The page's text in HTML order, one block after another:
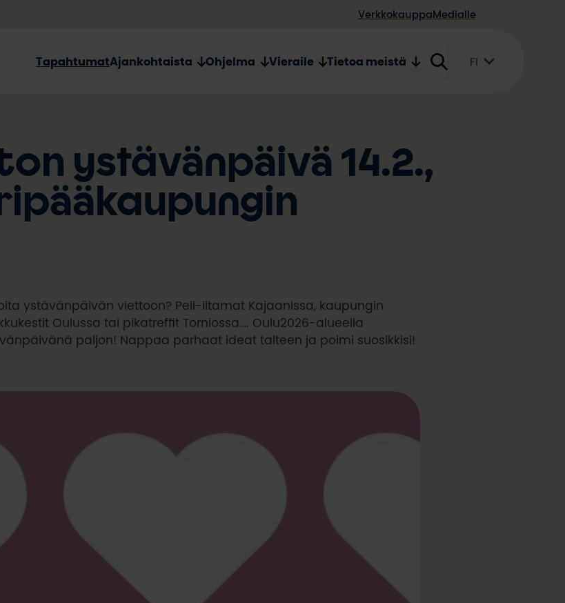
Verkkokauppa Medialle
TapahtumatAjankohtaista Ohjelma Vieraile Tietoa meistä FI
ystävänpäivä 14.2.,
ystävänpäivän viettoon? Peli-iltamat Kajaanissa, kaupungin
Oulussa tai pikatreffit Torniossa…. Oulu2026-alueella
paljon! Nappaa parhaat ideat talteen ja poimi suosikkisi!